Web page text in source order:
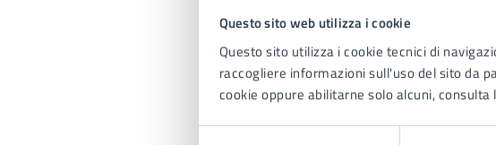
Questo sito web utilizza i cookie
Questo sito utilizza i cookie tecnici di
raccogliere informazioni sull'uso del sito da
cookie oppure abilitarne solo alcuni, consulta
Manuale di
Manuale di
Cosa